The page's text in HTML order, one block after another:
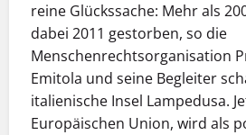
reine Glückssache: Mehr als
dabei 2011 gestorben, so die
Menschenrechtsorganisation
Emitola und seine Begleiter
italienische Insel Lampedusa.
Europäischen Union, wird als